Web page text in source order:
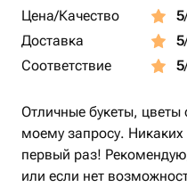
Цена/Качество
5
Доставка
5
Соответствие
5
Отличные букеты,
моему запросу.
первый раз!
или если нет